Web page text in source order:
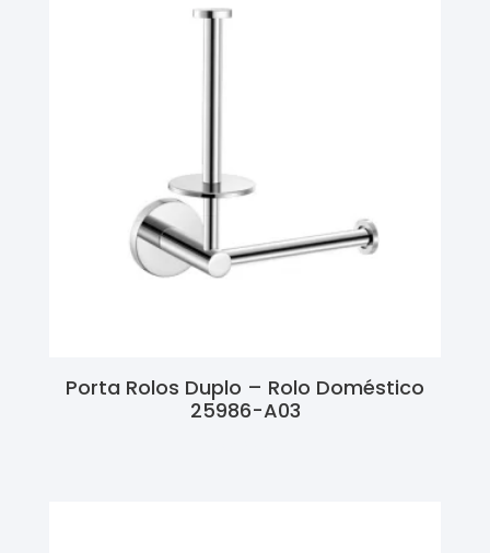
Porta Rolos Duplo – Rolo Doméstico
25986-A03